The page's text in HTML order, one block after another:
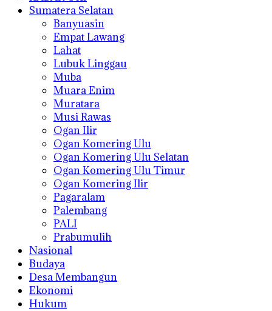
Sumatera Selatan
Banyuasin
Empat Lawang
Lahat
Lubuk Linggau
Muba
Muara Enim
Muratara
Musi Rawas
Ogan Ilir
Ogan Komering Ulu
Ogan Komering Ulu Selatan
Ogan Komering Ulu Timur
Ogan Komering Ilir
Pagaralam
Palembang
PALI
Prabumulih
Nasional
Budaya
Desa Membangun
Ekonomi
Hukum